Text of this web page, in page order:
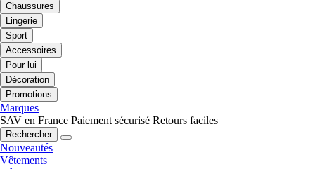
Chaussures
Lingerie
Sport
Accessoires
Pour lui
Décoration
Promotions
Marques
SAV en France Paiement sécurisé Retours faciles
Rechercher
Nouveautés
Vêtements